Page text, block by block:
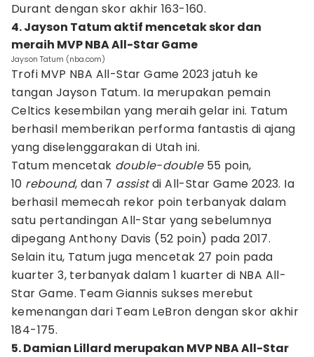
Durant dengan skor akhir 163-160.
4. Jayson Tatum aktif mencetak skor dan
meraih MVP NBA All-Star Game
Jayson Tatum (nba.com)
Trofi MVP NBA All-Star Game 2023 jatuh ke
tangan Jayson Tatum. Ia merupakan pemain
Celtics kesembilan yang meraih gelar ini. Tatum
berhasil memberikan performa fantastis di ajang
yang diselenggarakan di Utah ini.
Tatum mencetak double-double55 poin,
10 rebound, dan 7 assistdi All-Star Game 2023. Ia
berhasil memecah rekor poin terbanyak dalam
satu pertandingan All-Star yang sebelumnya
dipegang Anthony Davis (52 poin) pada 2017.
Selain itu, Tatum juga mencetak 27 poin pada
kuarter 3, terbanyak dalam 1 kuarter di NBA All-
Star Game. Team Giannis sukses merebut
kemenangan dari Team LeBron dengan skor akhir
184-175.
5. Damian Lillard merupakan MVP NBA All-Star